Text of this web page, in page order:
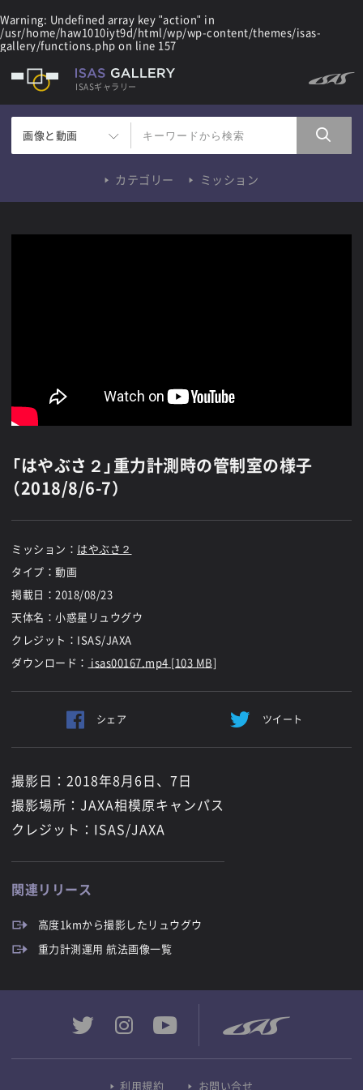
Warning: Undefined array key "action" in
/usr/home/haw1010iyt9d/html/wp/wp-content/themes/isas-
gallery/functions.php on line 157
ISASギャラリー
画像と動画
カテゴリー ミッション
「はやぶさ２」重力計測時の管制室の様子
（2018/8/6-7）
ミッション： はやぶさ２
タイプ：動画
掲載日： 2018/08/23
天体名：小惑星リュウグウ
クレジット：ISAS/JAXA
ダウンロード： isas00167.mp4 [103 MB]
シェア ツイート
撮影日：2018年8月6日、7日
撮影場所：JAXA相模原キャンパス
クレジット：ISAS/JAXA
関連リリース
高度1kmから撮影したリュウグウ
重力計測運用 航法画像一覧
利用規約 お問い合せ